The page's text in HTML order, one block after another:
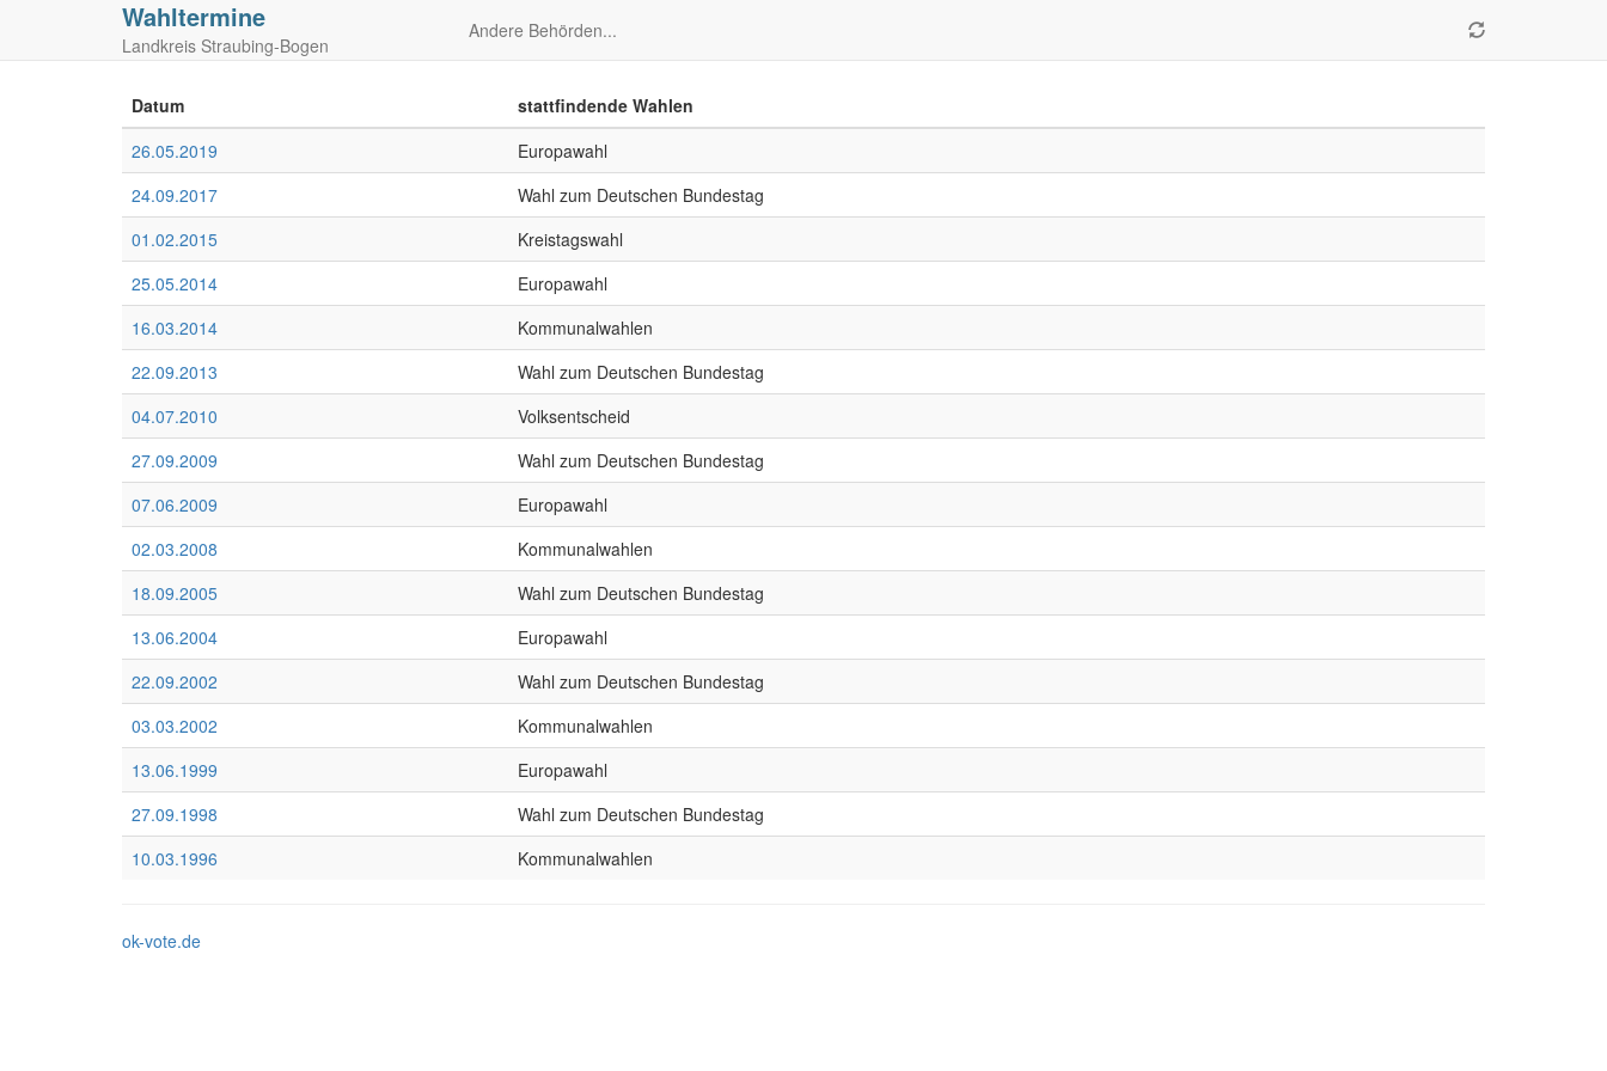
Wahltermine
Landkreis Straubing-Bogen
Andere Behörden...
Datum
stattfindende Wahlen
26.05.2019
Europawahl
24.09.2017
Wahl zum Deutschen Bundestag
01.02.2015
Kreistagswahl
25.05.2014
Europawahl
16.03.2014
Kommunalwahlen
22.09.2013
Wahl zum Deutschen Bundestag
04.07.2010
Volksentscheid
27.09.2009
Wahl zum Deutschen Bundestag
07.06.2009
Europawahl
02.03.2008
Kommunalwahlen
18.09.2005
Wahl zum Deutschen Bundestag
13.06.2004
Europawahl
22.09.2002
Wahl zum Deutschen Bundestag
03.03.2002
Kommunalwahlen
13.06.1999
Europawahl
27.09.1998
Wahl zum Deutschen Bundestag
10.03.1996
Kommunalwahlen
ok-vote.de